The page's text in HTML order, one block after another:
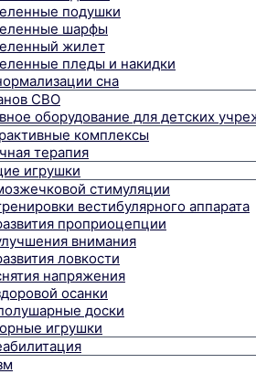
подушки
шарфы
жилет
пледы и накидки
сна
СВО
оборудование для детских
комплексы
терапия
игрушки
стимуляции
вестибулярного аппарата
проприоцепции
внимания
ловкости
напряжения
осанки
доски
игрушки